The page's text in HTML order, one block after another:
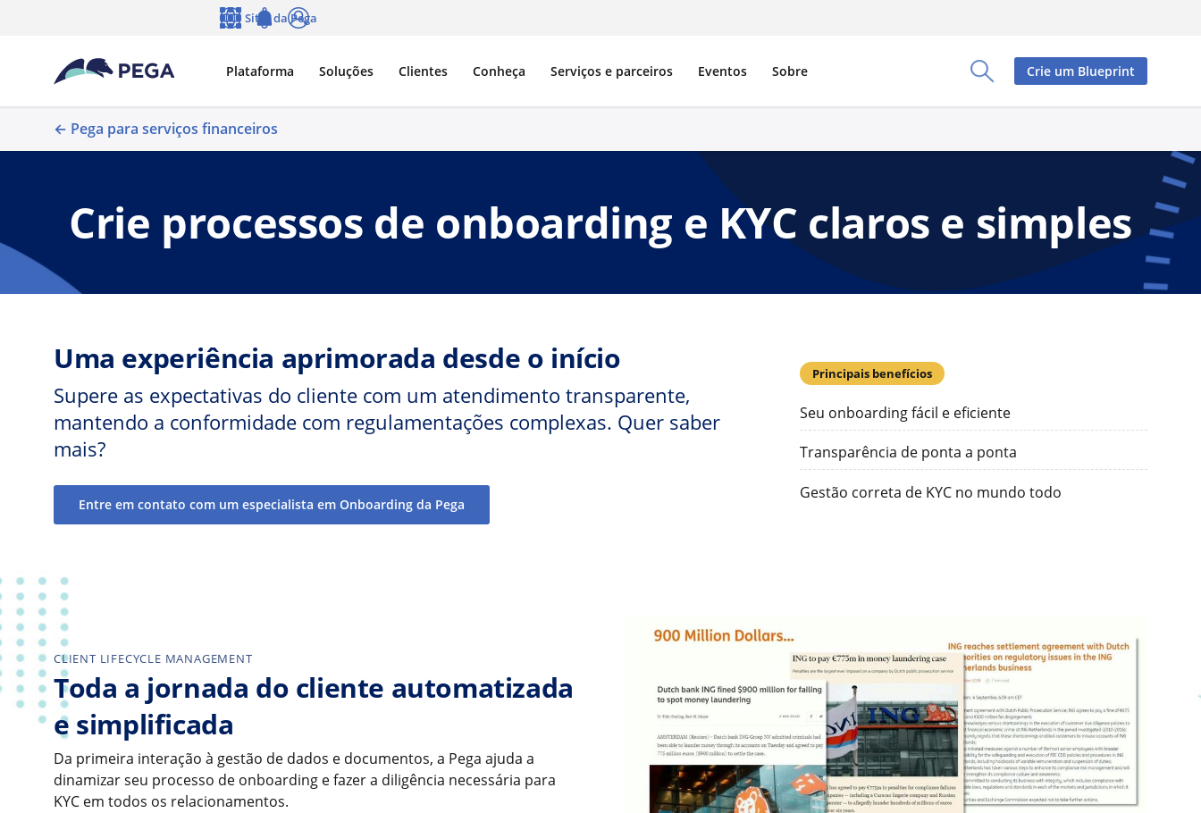
Pular para o conteúdo principal
Toggle Search Panel
Plataforma Soluções Clientes Conheça Serviços e parceiros Eventos Sobre
Sites da Pega
Crie um Blueprint
← Pega para serviços financeiros
Crie processos de onboarding e KYC claros e simples
Uma experiência aprimorada desde o início
Supere as expectativas do cliente com um atendimento transparente,
mantendo a conformidade com regulamentações complexas. Quer saber
mais?
Entre em contato com um especialista em Onboarding da Pega
Principais benefícios
Seu onboarding fácil e eficiente
Transparência de ponta a ponta
Gestão correta de KYC no mundo todo
CLIENT LIFECYCLE MANAGEMENT
Toda a jornada do cliente automatizada
e simplificada
Da primeira interação à gestão de dados e documentos, a Pega ajuda a
dinamizar seu processo de onboarding e fazer a diligência necessária para
KYC em todos os relacionamentos.